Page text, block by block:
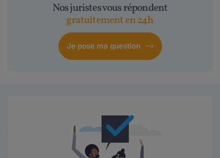
Nos juristes vous répondent
gratuitement en 24h
Je pose ma question